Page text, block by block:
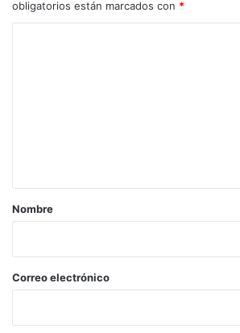
obligatorios están marcados con *
r
*
Nombre
Correo electrónico